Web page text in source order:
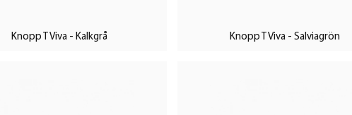
Knopp T Viva - Kalkgrå Knopp T Viva - Salviagrön